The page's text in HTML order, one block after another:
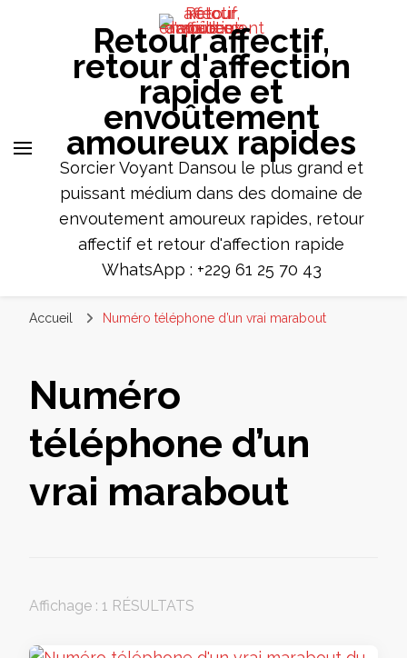
Retour affectif,
retour d'affection
rapide et
envoûtement
amoureux rapides
Sorcier Voyant Dansou le plus grand et
puissant médium dans des domaine de
envoutement amoureux rapides, retour
affectif et retour d'affection rapide
WhatsApp : +229 61 25 70 43
Accueil Numéro téléphone d’un vrai marabout
Numéro
téléphone d’un
vrai marabout
Affichage : 1 RÉSULTATS